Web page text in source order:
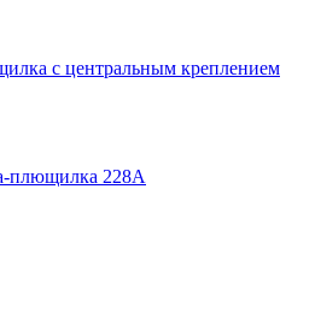
с центральным креплением
плющилка 228A